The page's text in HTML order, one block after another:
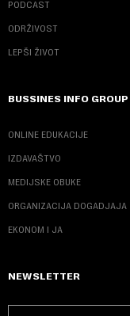
PODCAST
ODRŽIVOST
LEPŠI ŽIVOT
BUSSINES INFO GROUP
ONLINE EDUKACIJE
IZDAVAŠTVO
MEDIJSKE OBUKE
ORGANIZACIJA DOGADJAJA
EKONOM I JA
NEWSLETTER